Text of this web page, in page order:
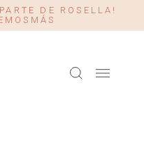
DE ROSELLA!